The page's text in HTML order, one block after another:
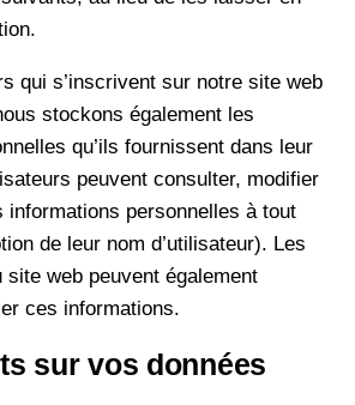
qui s’inscrivent sur notre site web
stockons également les
qu’ils fournissent dans leur
peuvent consulter, modifier
informations personnelles à tout
de leur nom d’utilisateur). Les
web peuvent également
ces informations.
sur vos données